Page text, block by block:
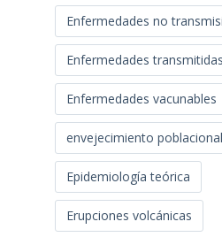
Enfermedades no
Enfermedades
Enfermedades vacunables
envejecimiento poblacional
Epidemiología teórica
Erupciones volcánicas